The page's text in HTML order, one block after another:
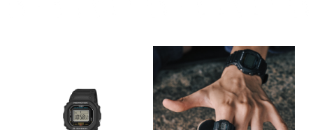
定底盖，液晶显示屏除时分秒显示外，更具备双时区、秒表、日期
等核心功能。还特别配备情感化闪光提示功能，可在设定时刻发出
柔和闪烁光效
配色方案选取历代DW-5600中备受推崇的黑、黄、红经典三色。表